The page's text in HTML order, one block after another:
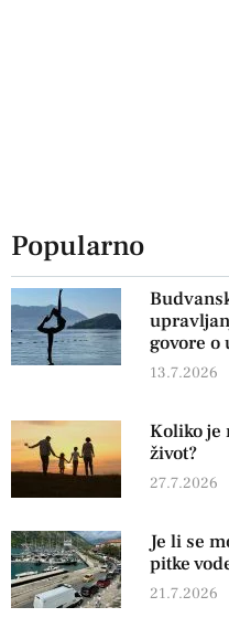
Popularno
govore o
13.7.2026
Koliko je
život?
27.7.2026
Je li se
pitke
21.7.2026